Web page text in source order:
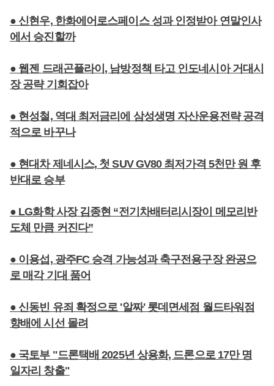
● 신현우, 한화에어로스페이스 성과 인정받아 연말인사
에서 승진할까
● 웹젠 드래곤플라이, 남방정책 타고 인도네시아 거대시
장 공략 기회잡아
● 현성철, 역대 최저금리에 삼성생명 자산운용전략 공격
적으로 바꾸나
● 현대차 제네시스, 첫 SUV GV80 최저가격 5천만 원 후
반대로 승부
● LG화학 사장 김종현 “전기차배터리시장이 메모리반
도체 만큼 커진다”
● 이용섭, 광주FC 승격 가능성과 축구전용구장 완공으
로 매각 기대 품어
● 신동빈 유죄 확정으로 '알짜' 롯데면세점 월드타워점
향배에 시선 몰려
● 국토부 "드론택배 2025년 상용화, 드론으로 17만 명
일자리 창출"